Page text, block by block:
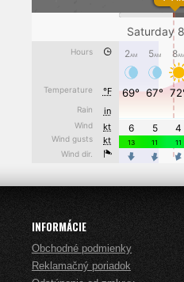
INFORMÁCIE
Obchodné podmienky
Reklamačný poriadok